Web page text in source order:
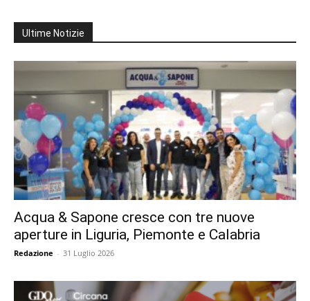
Ultime Notizie
Acqua & Sapone cresce con tre nuove
aperture in Liguria, Piemonte e Calabria
Redazione - 31 Luglio 2026